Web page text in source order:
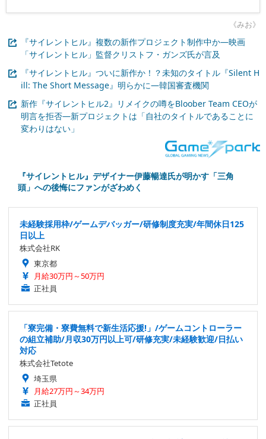
《みお》
『サイレントヒル』複数の新作プロジェクト制作中か―映画
「サイレントヒル」監督クリストフ・ガンズ氏が言及
『サイレントヒル』ついに新作か！？未知のタイトル『Silent H
ill: The Short Message』明らかに―韓国審査機関
新作『サイレントヒル2』リメイクの噂をBloober Team CEOが
明言を拒否―新プロジェクトは「自社のタイトルであることに
変わりはない」
『サイレントヒル』デザイナー伊藤暢達氏が明かす「三角
頭」への後悔にファンがざわめく
未経験採用枠/ゲームデバッガー/研修制度充実/年間休日125
日以上
株式会社RK
東京都
月給30万円～50万円
正社員
「寮完備・寮費無料で新生活応援!」/ゲームコントローラー
の組立補助/月収30万円以上可/研修充実/未経験歓迎/日払い
対応
株式会社Tetote
埼玉県
月給27万円～34万円
正社員